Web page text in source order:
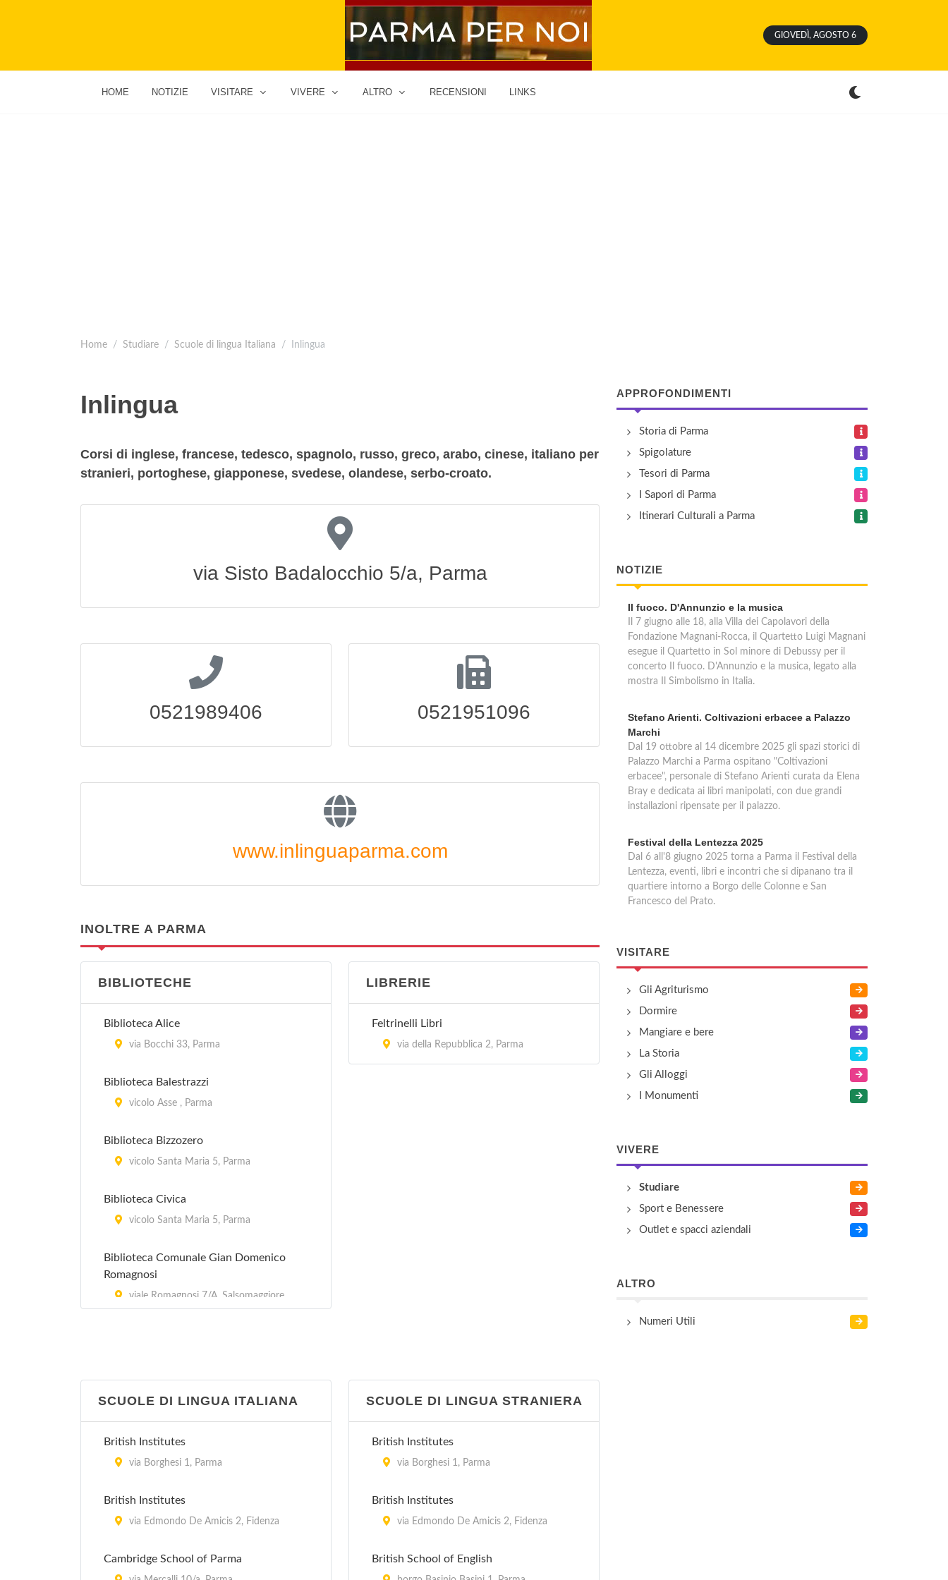
GIOVEDÌ, AGOSTO 6
HOME NOTIZIE VISITARE VIVERE ALTRO RECENSIONI LINKS
Home Studiare Scuole di lingua Italiana Inlingua
Inlingua
Corsi di inglese, francese, tedesco, spagnolo, russo, greco, arabo, cinese, italiano per
stranieri, portoghese, giapponese, svedese, olandese, serbo-croato.
via Sisto Badalocchio 5/a, Parma
0521989406 0521951096
www.inlinguaparma.com
INOLTRE A PARMA
BIBLIOTECHE
Biblioteca Alice
via Bocchi 33, Parma
Biblioteca Balestrazzi
vicolo Asse , Parma
Biblioteca Bizzozero
vicolo Santa Maria 5, Parma
Biblioteca Civica
vicolo Santa Maria 5, Parma
Biblioteca Comunale Gian Domenico
Romagnosi
viale Romagnosi 7/A, Salsomaggiore
Terme
Biblioteca Pavese
Emeroteca
LIBRERIE
Feltrinelli Libri
via della Repubblica 2, Parma
SCUOLE DI LINGUA ITALIANA
British Institutes
via Borghesi 1, Parma
British Institutes
via Edmondo De Amicis 2, Fidenza
Cambridge School of Parma
SCUOLE DI LINGUA STRANIERA
British Institutes
via Borghesi 1, Parma
British Institutes
via Edmondo De Amicis 2, Fidenza
British School of English
APPROFONDIMENTI
Storia di Parma
Spigolature
Tesori di Parma
I Sapori di Parma
Itinerari Culturali a Parma
NOTIZIE
Il fuoco. D'Annunzio e la musica
Il 7 giugno alle 18, alla Villa dei Capolavori della
Fondazione Magnani-Rocca, il Quartetto Luigi Magnani
esegue il Quartetto in Sol minore di Debussy per il
concerto Il fuoco. D'Annunzio e la musica, legato alla
mostra Il Simbolismo in Italia.
Stefano Arienti. Coltivazioni erbacee a Palazzo
Marchi
Dal 19 ottobre al 14 dicembre 2025 gli spazi storici di
Palazzo Marchi a Parma ospitano "Coltivazioni
erbacee", personale di Stefano Arienti curata da Elena
Bray e dedicata ai libri manipolati, con due grandi
installazioni ripensate per il palazzo.
Festival della Lentezza 2025
Dal 6 all'8 giugno 2025 torna a Parma il Festival della
Lentezza, eventi, libri e incontri che si dipanano tra il
quartiere intorno a Borgo delle Colonne e San
Francesco del Prato.
VISITARE
Gli Agriturismo
Dormire
Mangiare e bere
La Storia
Gli Alloggi
I Monumenti
VIVERE
Studiare
Sport e Benessere
Outlet e spacci aziendali
ALTRO
Numeri Utili